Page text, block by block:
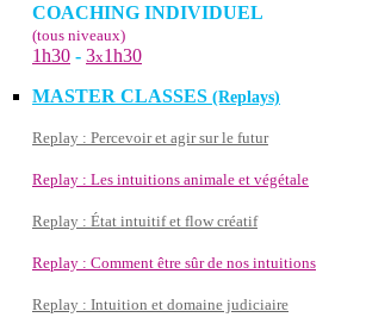
COACHING INDIVIDUEL
(tous niveaux)
1h30 - 3x1h30
MASTER CLASSES (Replays)
Replay : Percevoir et agir sur le futur
Replay : Les intuitions animale et végétale
Replay : État intuitif et flow créatif
Replay : Comment être sûr de nos intuitions
Replay : Intuition et domaine judiciaire